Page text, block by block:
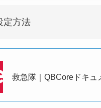
定方法
救急隊｜QBCoreドキュ